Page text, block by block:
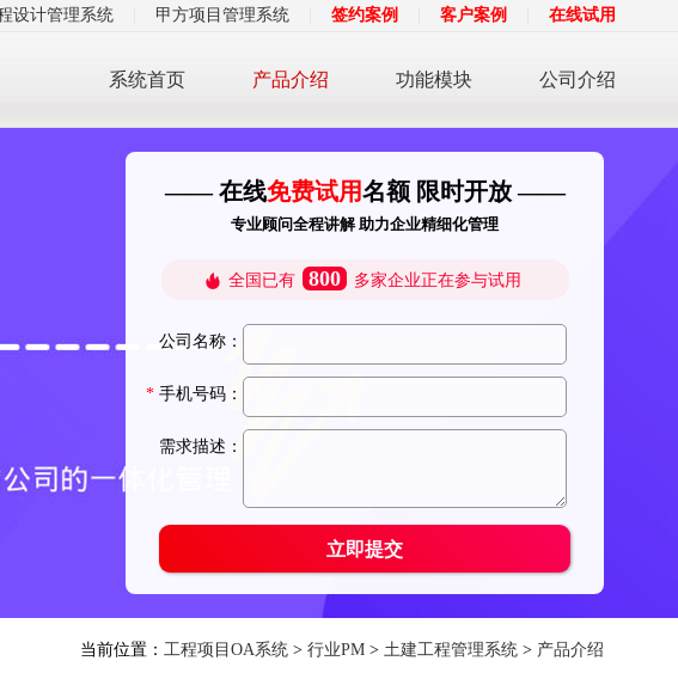
设计管理系统 甲方项目管理系统 签约案例 客户案例 在线试用
系统首页 产品介绍 功能模块 公司介绍
当前位置： 工程项目OA系统 > 行业PM > 土建工程管理系统 > 产品介绍